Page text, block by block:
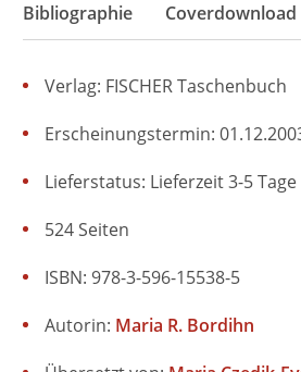
Bibliographie Coverdownload
Verlag: FISCHER Taschenbuch
Erscheinungstermin:
Lieferstatus: Lieferzeit 3-5 Tage
ISBN: 978-3-596-15538-5
524 Seiten
Autorin: Maria R. Bordihn